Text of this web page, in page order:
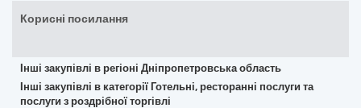
Корисні посилання
Інші закупівлі в регіоні Дніпропетровська область
Інші закупівлі в категорії Готельні, ресторанні послуги та
послуги з роздрібної торгівлі